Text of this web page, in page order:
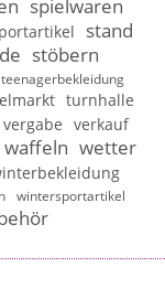
spielwaren
stand
stöbern
teenagerbekleidung
turnhalle
vergabe verkauf
waffeln wetter
wintersportartikel